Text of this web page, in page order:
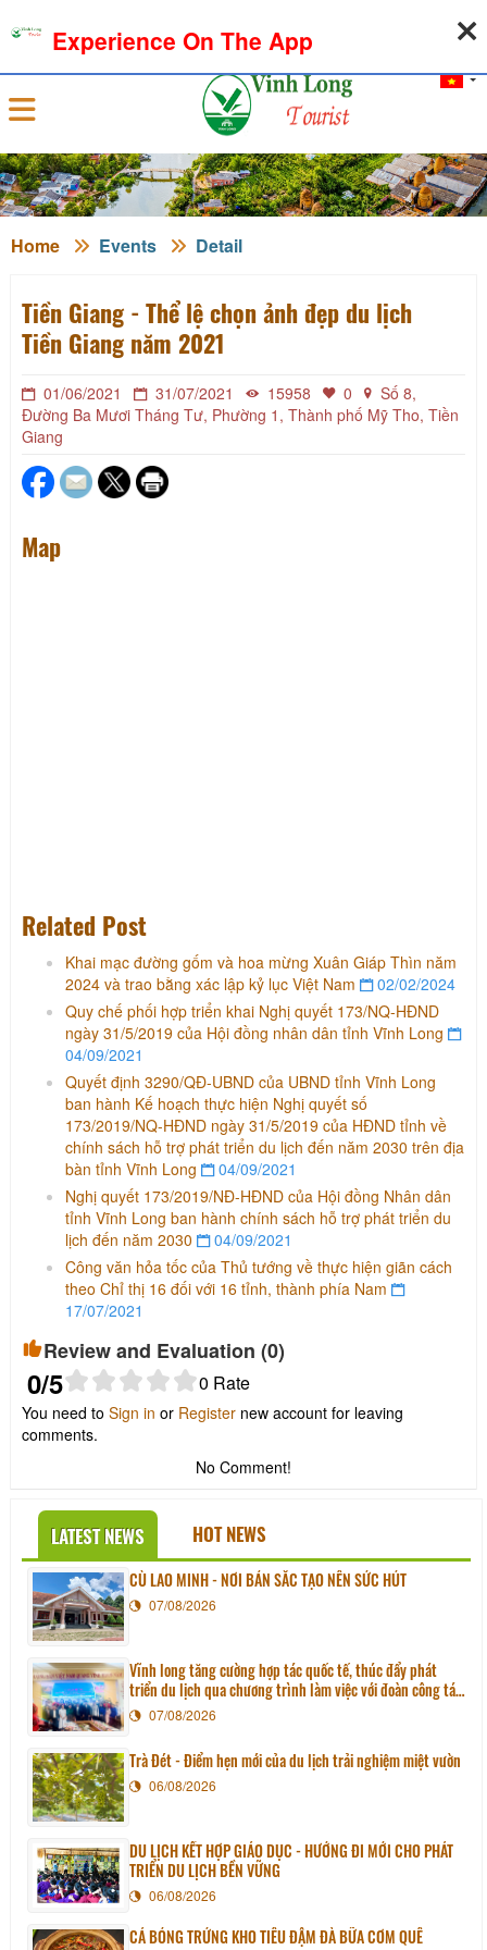
Sign in
Home Events Detail
Tiền Giang - Thể lệ chọn ảnh đẹp du lịch
Tiền Giang năm 2021
01/06/2021 31/07/2021 15958 0
Số 8,
Đường Ba Mươi Tháng Tư, Phường 1, Thành phố Mỹ Tho, Tiền
Giang
Map
Related Post
Khai mạc đường gốm và hoa mừng Xuân Giáp Thìn năm
2024 và trao bằng xác lập kỷ lục Việt Nam
02/02/2024
Quy chế phối hợp triển khai Nghị quyết 173/NQ-HĐND
ngày 31/5/2019 của Hội đồng nhân dân tỉnh Vĩnh Long
04/09/2021
Quyết định 3290/QĐ-UBND của UBND tỉnh Vĩnh Long
ban hành Kế hoạch thực hiện Nghị quyết số
173/2019/NQ-HĐND ngày 31/5/2019 của HĐND tỉnh về
chính sách hỗ trợ phát triển du lịch đến năm 2030 trên địa
bàn tỉnh Vĩnh Long
04/09/2021
Nghị quyết 173/2019/NĐ-HĐND của Hội đồng Nhân dân
tỉnh Vĩnh Long ban hành chính sách hỗ trợ phát triển du
lịch đến năm 2030
04/09/2021
Công văn hỏa tốc của Thủ tướng về thực hiện giãn cách
theo Chỉ thị 16 đối với 16 tỉnh, thành phía Nam
17/07/2021
Review and Evaluation (0)
0/5 0 Rate
You need to Sign in or Register new account for leaving
comments.
No Comment!
LATEST NEWS HOT NEWS
CÙ LAO MINH - NƠI BẢN SẮC TẠO NÊN SỨC HÚT
07/08/2026
Vĩnh long tăng cường hợp tác quốc tế, thúc đẩy phát
triển du lịch qua chương trình làm việc với đoàn công tác
huyện Sunchang (Hàn quốc)
07/08/2026
Trà Đét - Điểm hẹn mới của du lịch trải nghiệm miệt vườn
06/08/2026
DU LỊCH KẾT HỢP GIÁO DỤC - HƯỚNG ĐI MỚI CHO PHÁT
TRIỂN DU LỊCH BỀN VỮNG
06/08/2026
CÁ BÓNG TRỨNG KHO TIÊU ĐẬM ĐÀ BỮA CƠM QUÊ
Experience On The App